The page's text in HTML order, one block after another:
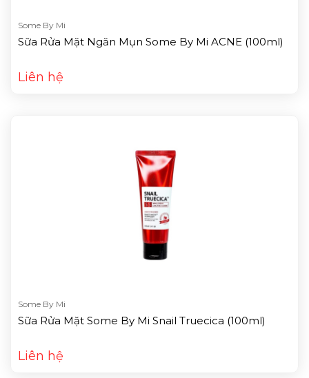
Some By Mi
Sữa Rửa Mặt Ngăn Mụn Some By Mi ACNE (100ml)
Liên hệ
Some By Mi
Sữa Rửa Mặt Some By Mi Snail Truecica (100ml)
Liên hệ